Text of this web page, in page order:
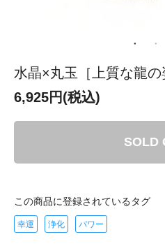
水晶×丸玉［上質な龍の
6,925円(税込)
SOLD
この商品に登録されているタグ
幸運 浄化 パワー